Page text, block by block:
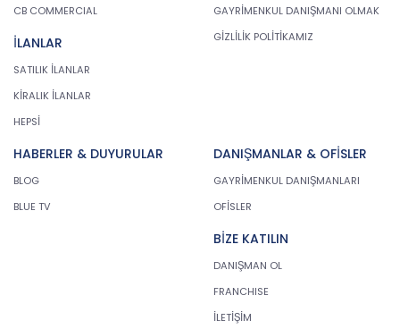
CB COMMERCIAL
İLANLAR
SATILIK İLANLAR
KİRALIK İLANLAR
HEPSİ
GAYRİMENKUL DANIŞMANI OLMAK
GİZLİLİK POLİTİKAMIZ
HABERLER & DUYURULAR
BLOG
BLUE TV
DANIŞMANLAR & OFİSLER
GAYRİMENKUL DANIŞMANLARI
OFİSLER
BİZE KATILIN
DANIŞMAN OL
FRANCHISE
İLETİŞİM